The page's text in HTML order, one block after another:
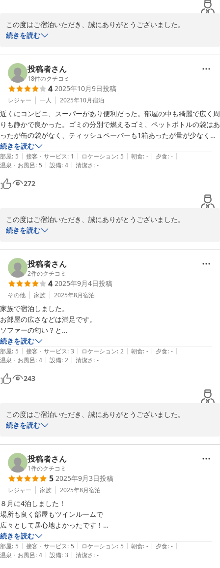
この度はご宿泊いただき、誠にありがとうございました。
お部屋の広さや快適さにご満足いただけたとのお言葉を大変嬉しく
一方で、チェックイン方法につきまして分かりづらい点があり、ご
不便をおかけし申し訳ございませんでした。
いただいたご意見をもとに、今後はより分かりやすいご案内やサポ
ート体制の改善に努めてまいります。
機会がございましたら、ぜひまたご利用くださいませ。スタッフ一
同、心よりお待ち申し上げております。
Ｖａｃａｔｉｏｎ Ｒｅｎｔａｌ Ｈｏｔｅｌ 天文館
2026-02-24
続きを読む
投稿者さん
18件のクチコミ
4 2025年10月9日投稿
レジャー 一人 2025年10月宿泊
近くにコンビニ、スーパーがあり便利だった。部屋の中も綺麗で広く周
りも静かで良かった。ゴミの分別で燃えるゴミ、ペットボトルの袋はあ
ったが缶の袋がなく、ティッシュペーパーも1箱あったが量が少なくも
う1箱欲しかった。問い合わせの電話を何度かしたが連絡が取れなかっ
た。緊急の重大な連絡だったらどうするのだろうと思うとゾッとした。
それ以外は満足しました。
続きを読む
部屋: 5 | 接客・サービス: 1 | ロケーション: 5 | 朝食: - | 夕食: - |
温泉・お風呂: 5 | 設備: 4 | 清潔さ: -
272
この度はご宿泊いただき、誠にありがとうございました。
ご滞在中はお部屋ゆっくりお過ごし頂けましたようで安心致しまし
しかしながらお電話がつながらず大変失礼いたしました。
今後はこのような事がないよう対応を改善してまいります。
また鹿児島へお越しの際には、ぜひ当ホテルをご利用くださいま
せ。
スタッフ一同ご来館を、心よりお待ち申し上げております。
2025-10-09
続きを読む
投稿者さん
2件のクチコミ
4 2025年9月4日投稿
その他 家族 2025年8月宿泊
家族で宿泊しました。
お部屋の広さなどは満足です。
ソファーの匂い？と
水回り(洗面台やお風呂場)の臭いが気になりました。
洗濯機があり、とても助かりました。
アメニティが豊富にあるといいなと思います。
続きを読む
部屋: 5 | 接客・サービス: 3 | ロケーション: 2 | 朝食: - | 夕食: - |
温泉・お風呂: 4 | 設備: 2 | 清潔さ: -
243
この度はご宿泊いただき、誠にありがとうございました。
お部屋の広さにご満足いただけたようで安心いたしました。
申し訳ございませんでした。
清掃を再度徹底してまいります。
貴重なご意見をありがとうございます。
また鹿児島へお越しの際には、ぜひ当ホテルをご利用くださいま
せ。
スタッフ一同ご来館を、心よりお待ち申し上げております。
2025-09-05
続きを読む
投稿者さん
1件のクチコミ
5 2025年9月3日投稿
レジャー 家族 2025年8月宿泊
８月に4泊しました！
場所も良く部屋もツインルームで
広々として居心地よかったです！
布団もふわふわでよかったー！
アメニティカミソリまで欲しかったかな？
続きを読む
部屋: 5 | 接客・サービス: 5 | ロケーション: 5 | 朝食: - | 夕食: - |
温泉・お風呂: 4 | 設備: 3 | 清潔さ: -